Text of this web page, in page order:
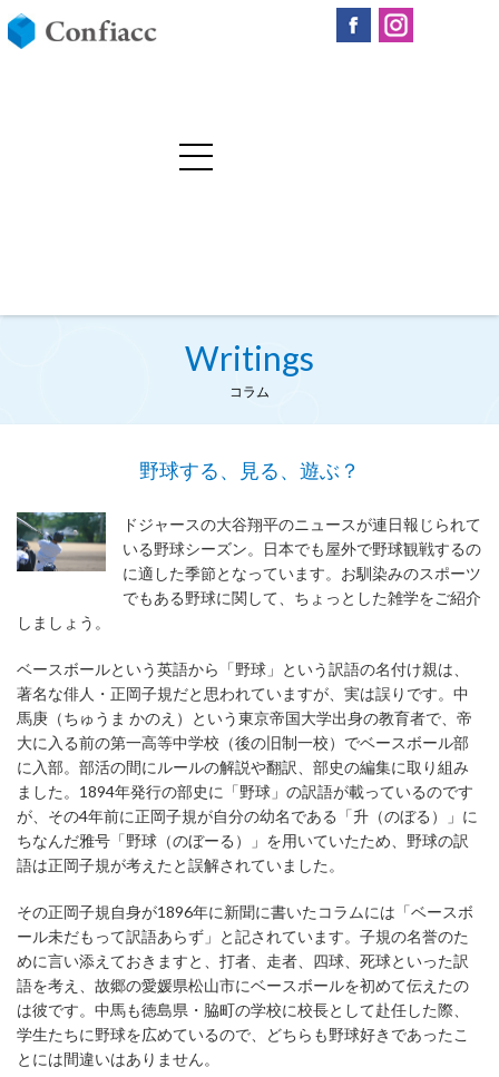
Writings
コラム
野球する、見る、遊ぶ？
ドジャースの大谷翔平のニュースが連日報じられて
いる野球シーズン。日本でも屋外で野球観戦するの
に適した季節となっています。お馴染みのスポーツ
でもある野球に関して、ちょっとした雑学をご紹介
しましょう。
ベースボールという英語から「野球」という訳語の名付け親は、
著名な俳人・正岡子規だと思われていますが、実は誤りです。中
馬庚（ちゅうま かのえ）という東京帝国大学出身の教育者で、帝
大に入る前の第一高等中学校（後の旧制一校）でベースボール部
に入部。部活の間にルールの解説や翻訳、部史の編集に取り組み
ました。1894年発行の部史に「野球」の訳語が載っているのです
が、その4年前に正岡子規が自分の幼名である「升（のぼる）」に
ちなんだ雅号「野球（のぼーる）」を用いていたため、野球の訳
語は正岡子規が考えたと誤解されていました。
その正岡子規自身が1896年に新聞に書いたコラムには「ベースボ
ール未だもって訳語あらず」と記されています。子規の名誉のた
めに言い添えておきますと、打者、走者、四球、死球といった訳
語を考え、故郷の愛媛県松山市にベースボールを初めて伝えたの
は彼です。中馬も徳島県・脇町の学校に校長として赴任した際、
学生たちに野球を広めているので、どちらも野球好きであったこ
とには間違いはありません。